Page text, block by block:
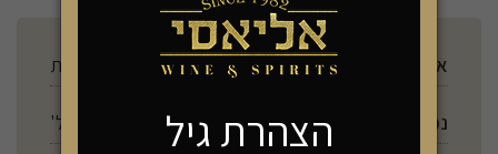
ארץ ייצור צרפת
נפח הצהרת גיל